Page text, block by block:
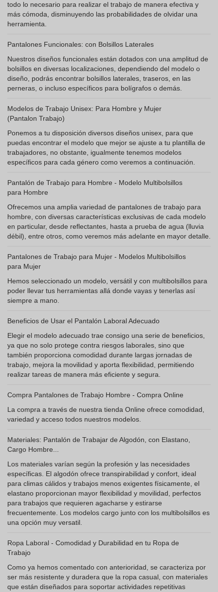
todo lo necesario para realizar el trabajo de manera efectiva y
más cómoda, disminuyendo las probabilidades de olvidar una
herramienta.
Pantalones Funcionales: con Bolsillos Laterales
Nuestros diseños funcionales están dotados con una amplitud de
bolsillos en diversas localizaciones, dependiendo del modelo o
diseño, podrás encontrar bolsillos laterales, traseros, en las
perneras, o incluso específicos para bolígrafos o demás.
Modelos de Trabajo Unisex: Para Hombre y Mujer
(Pantalon Trabajo)
Ponemos a tu disposición diversos diseños unisex, para que
puedas encontrar el modelo que mejor se ajuste a tu plantilla de
trabajadores, no obstante, igualmente tenemos modelos
específicos para cada género como veremos a continuación.
Pantalón de Trabajo para Hombre - Modelo Multibolsillos
para Hombre
Ofrecemos una amplia variedad de pantalones de trabajo para
hombre, con diversas características exclusivas de cada modelo
en particular, desde reflectantes, hasta a prueba de agua (lluvia
débil), entre otros, como veremos más adelante en mayor detalle.
Pantalones de Trabajo para Mujer - Modelos Multibolsillos
para Mujer
Hemos seleccionado un modelo, versátil y con multibolsillos para
poder llevar tus herramientas allá donde vayas y tenerlas así
siempre a mano.
Beneficios de Usar el Pantalón Laboral Adecuado
Elegir el modelo adecuado trae consigo una serie de beneficios,
ya que no solo protege contra riesgos laborales, sino que
también proporciona comodidad durante largas jornadas de
trabajo, mejora la movilidad y aporta flexibilidad, permitiendo
realizar tareas de manera más eficiente y segura.
Compra Pantalones de Trabajo Hombre - Compra Online
La compra a través de nuestra tienda Online ofrece comodidad,
variedad y acceso todos nuestros modelos.
Materiales: Pantalón de Trabajar de Algodón, con Elastano,
Cargo Hombre...
Los materiales varían según la profesión y las necesidades
específicas. El algodón ofrece transpirabilidad y confort, ideal
para climas cálidos y trabajos menos exigentes físicamente, el
elastano proporcionan mayor flexibilidad y movilidad, perfectos
para trabajos que requieren agacharse y estirarse
frecuentemente. Los modelos cargo junto con los multibolsillos es
una opción muy versatil.
Ropa Laboral - Comodidad y Durabilidad en tu Ropa de
Trabajo
Como ya hemos comentado con anterioridad, se caracteriza por
ser más resistente y duradera que la ropa casual, con materiales
que están diseñados para soportar actividades repetitivas